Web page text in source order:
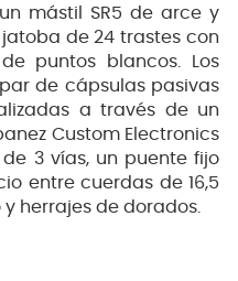
mástil SR5 de arce y
de 24 trastes con
puntos blancos. Los
de cápsulas pasivas
a través de un
Custom Electronics
3 vías, un puente fijo
entre cuerdas de 16,5
herrajes de dorados.